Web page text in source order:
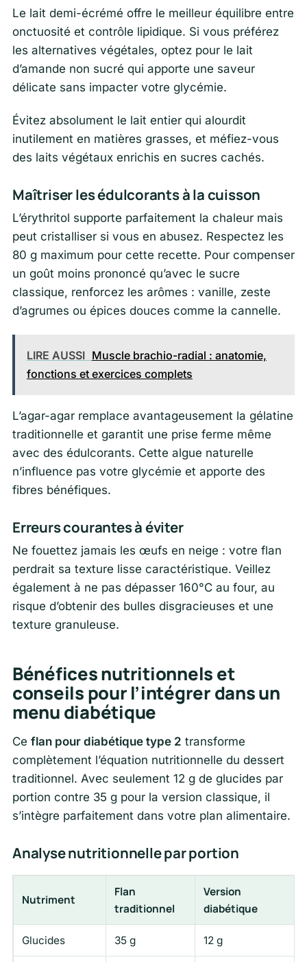
Le lait demi-écrémé offre le meilleur équilibre entre
onctuosité et contrôle lipidique. Si vous préférez
les alternatives végétales, optez pour le lait
d’amande non sucré qui apporte une saveur
délicate sans impacter votre glycémie.
Évitez absolument le lait entier qui alourdit
inutilement en matières grasses, et méfiez-vous
des laits végétaux enrichis en sucres cachés.
Maîtriser les édulcorants à la cuisson
L’érythritol supporte parfaitement la chaleur mais
peut cristalliser si vous en abusez. Respectez les
80 g maximum pour cette recette. Pour compenser
un goût moins prononcé qu’avec le sucre
classique, renforcez les arômes : vanille, zeste
d’agrumes ou épices douces comme la cannelle.
LIRE AUSSI Muscle brachio-radial : anatomie,
fonctions et exercices complets
L’agar-agar remplace avantageusement la gélatine
traditionnelle et garantit une prise ferme même
avec des édulcorants. Cette algue naturelle
n’influence pas votre glycémie et apporte des
fibres bénéfiques.
Erreurs courantes à éviter
Ne fouettez jamais les œufs en neige : votre flan
perdrait sa texture lisse caractéristique. Veillez
également à ne pas dépasser 160°C au four, au
risque d’obtenir des bulles disgracieuses et une
texture granuleuse.
Bénéfices nutritionnels et
conseils pour l’intégrer dans un
menu diabétique
Ce flan pour diabétique type 2 transforme
complètement l’équation nutritionnelle du dessert
traditionnel. Avec seulement 12 g de glucides par
portion contre 35 g pour la version classique, il
s’intègre parfaitement dans votre plan alimentaire.
Analyse nutritionnelle par portion
Nutriment
Flan
traditionnel
Version
diabétique
Glucides 35 g 12 g